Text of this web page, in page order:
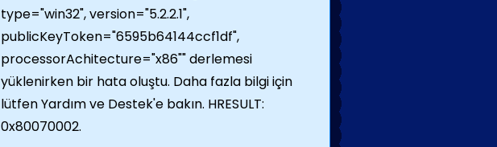
type="win32", version="5.2.2.1",
publicKeyToken="6595b64144ccf1df",
processorAchitecture="x86"" derlemesi
yüklenirken bir hata oluştu. Daha fazla bilgi için
lütfen Yardım ve Destek'e bakın. HRESULT:
0x80070002.